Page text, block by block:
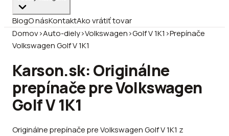
BlogO násKontaktAko vrátiť tovar
Domov›Auto-diely›Volkswagen›Golf V 1K1 ›Prepínače
Volkswagen Golf V 1K1
Karson.sk: Originálne
prepínače pre Volkswagen
Golf V 1K1
Originálne prepínače pre Volkswagen Golf V 1K1 z